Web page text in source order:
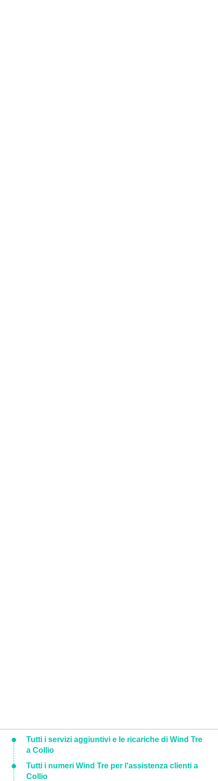
Tutti i servizi aggiuntivi e le ricariche di Wind Tre
a Collio
Tutti i numeri Wind Tre per l'assistenza clienti a
Collio